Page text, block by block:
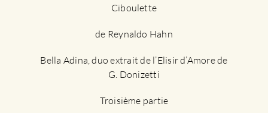
Ciboulette
de Reynaldo Hahn
Bella Adina, duo extrait de l’Elisir d’Amore de
G. Donizetti
Troisième partie